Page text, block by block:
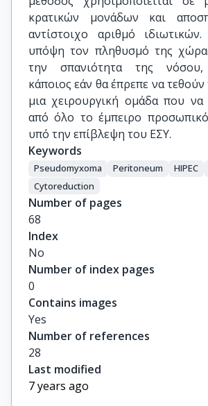
κρατικών μονάδων και
αντίστοιχο αριθμό
υπόψη τον πληθυσμό της
την σπανιότητα της νόσου,
κάποιος εάν θα έπρεπε να τεθούν
μια χειρουργική ομάδα που να
από όλο το έμπειρο
υπό την επίβλεψη του ΕΣΥ.
Keywords
Pseudomyxoma Peritoneum HIPEC
Cytoreduction
Number of pages
68
Index
No
Number of index pages
0
Contains images
Yes
Number of references
28
Last modified
7 years ago